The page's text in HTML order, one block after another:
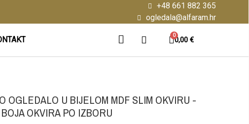
+48 661 882 365
ogledala@alfaram.hr
0,00 €
OGLEDALO U BIJELOM MDF SLIM OKVIRU -
OKVIRA PO IZBORU